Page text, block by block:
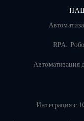
RPA.
Автоматизация
Интеграция с